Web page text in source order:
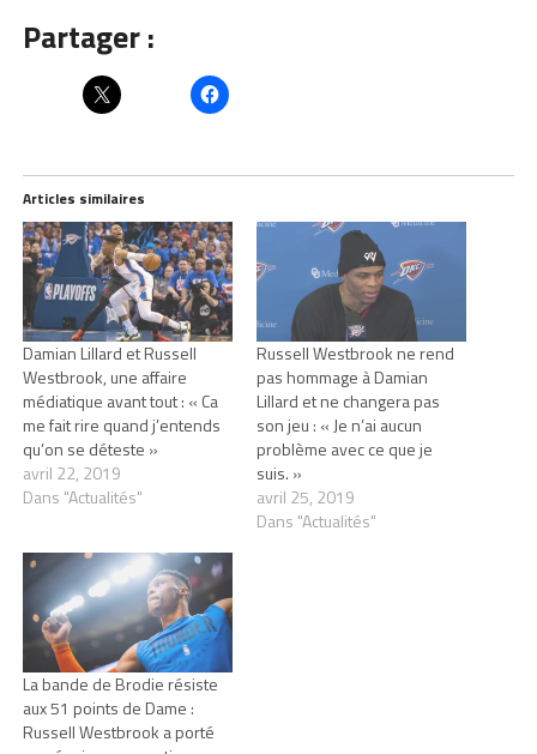
Partager :
Articles similaires
Damian Lillard et Russell
Westbrook, une affaire
médiatique avant tout : « Ca
me fait rire quand j’entends
qu’on se déteste »
avril 22, 2019
Dans "Actualités"
Russell Westbrook ne rend
pas hommage à Damian
Lillard et ne changera pas
son jeu : « Je n’ai aucun
problème avec ce que je
suis. »
avril 25, 2019
Dans "Actualités"
La bande de Brodie résiste
aux 51 points de Dame :
Russell Westbrook a porté